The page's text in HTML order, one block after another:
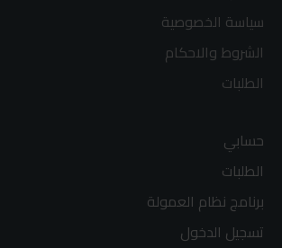
سياسة الخصوصية
الشروط والاحكام
الطلبات
حسابي
الطلبات
برنامج نظام العمولة
تسجيل الدخول